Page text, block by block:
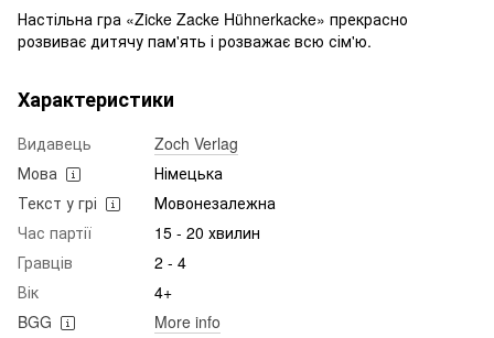
Настільна гра «Zicke Zacke Hühnerkacke» прекрасно
розвиває дитячу пам'ять і розважає всю сім'ю.
Характеристики
Видавець
Zoch Verlag
Мова
Німецька
Текст у грі
Мовонезалежна
Час партії
15 - 20 хвилин
Гравців
2 - 4
Вік
4+
BGG
More info